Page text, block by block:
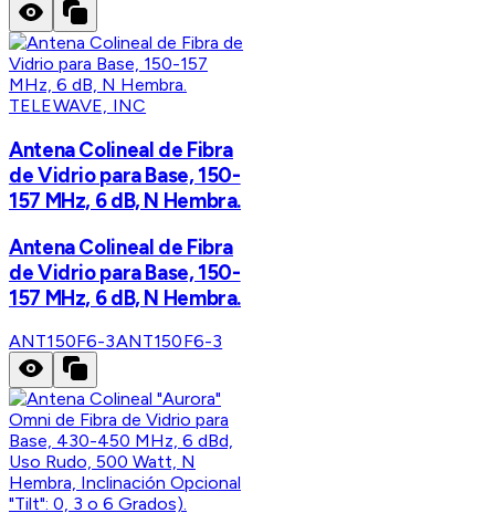
TELEWAVE, INC
Antena Colineal de Fibra
de Vidrio para Base, 150-
157 MHz, 6 dB, N Hembra.
Antena Colineal de Fibra
de Vidrio para Base, 150-
157 MHz, 6 dB, N Hembra.
ANT150F6-3ANT150F6-3